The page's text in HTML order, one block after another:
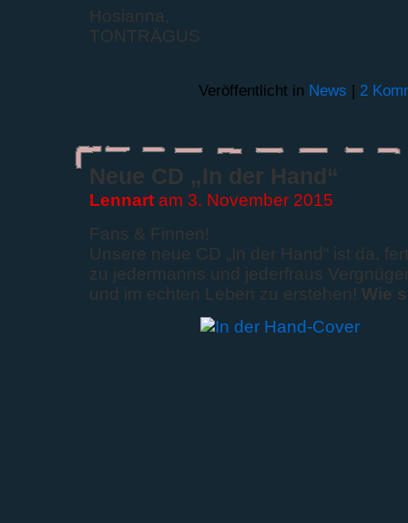
Hosianna,
TONTRÄGUS
Veröffentlicht in News | 2
Neue CD „In der Hand“
Lennartam 3. November 2015
Fans & Finnen!
Unsere neue CD „In der Hand“ ist da,
zu jedermanns und jederfraus
und im echten Leben zu erstehen! Wie